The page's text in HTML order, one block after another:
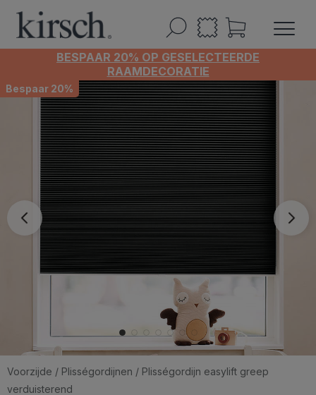
BESPAAR 20% OP GESELECTEERDE
RAAMDECORATIE
Bespaar 20%
Voorzijde / Plisségordijnen / Plisségordijn easylift greep
verduisterend